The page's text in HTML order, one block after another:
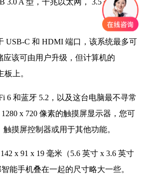
3.0 A 型，千兆以太网， 3.5 毫米音
USB-C 和 HDMI 端口，该系统最多可
应该可由用户升级，但计算机的
上。
6 和蓝牙 5.2，以及这台电脑最不寻常
x 720 像素的触摸屏显示器，您可
摸屏控制器或用于其他功能。
x 91 x 19 毫米（5.6 英寸 x 3.6 英寸
能手机叠在一起的尺寸略大一些。